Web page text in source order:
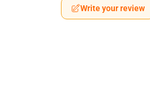
Write your review